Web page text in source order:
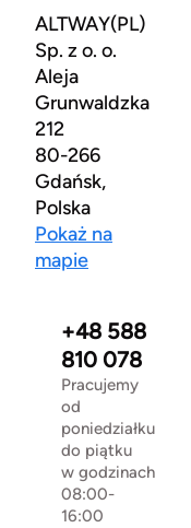
ALTWAY(PL)
Sp. z o. o.
Aleja
Grunwaldzka
212
80-266
Gdańsk,
Polska
Pokaż na
mapie
+48 588
810 078
Pracujemy
od
poniedziałku
do piątku
w godzinach
08:00-
16:00